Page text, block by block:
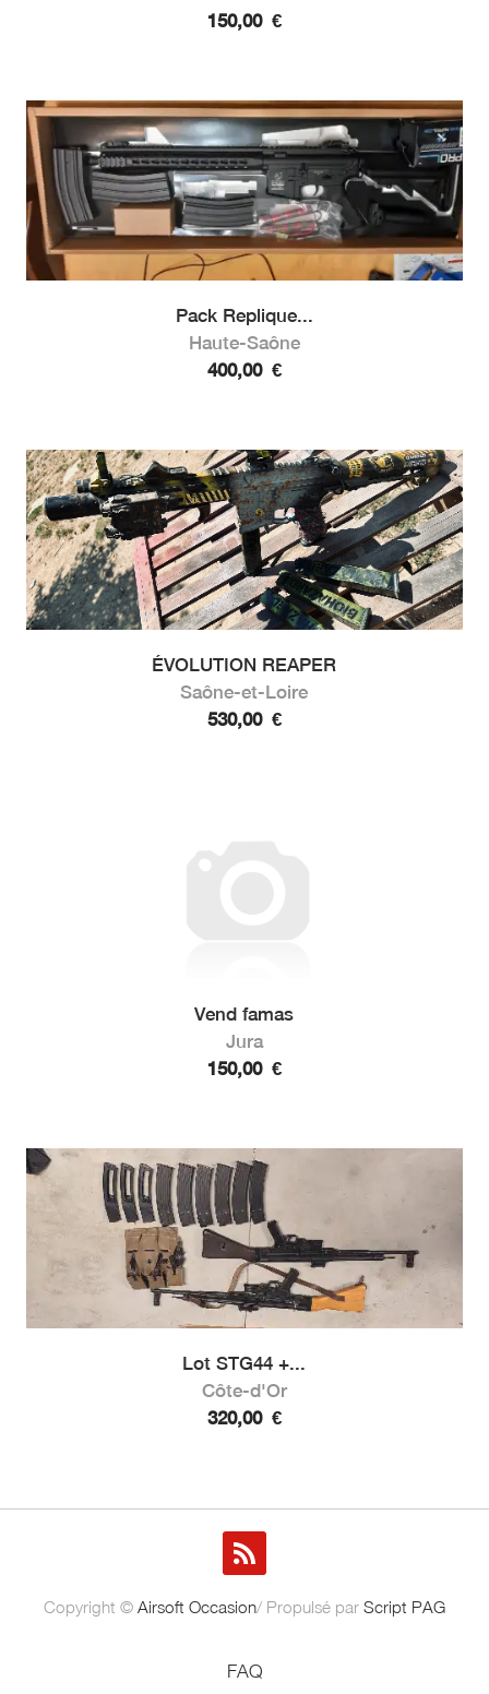
150,00 €
Pack Replique...
Haute-Saône
400,00 €
ÉVOLUTION REAPER
Saône-et-Loire
530,00 €
Vend famas
Jura
150,00 €
Lot STG44 +...
Côte-d'Or
320,00 €
Copyright © Airsoft Occasion/ Propulsé par Script PAG
FAQ